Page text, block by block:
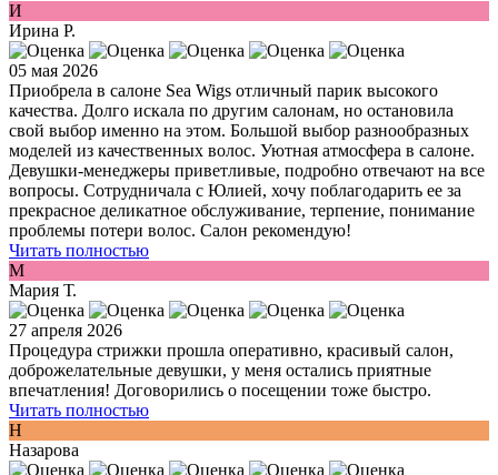
И
Ирина Р.
05 мая 2026
Приобрела в салоне Sea Wigs отличный парик высокого
качества. Долго искала по другим салонам, но остановила
свой выбор именно на этом. Большой выбор разнообразных
моделей из качественных волос. Уютная атмосфера в салоне.
Девушки-менеджеры приветливые, подробно отвечают на все
вопросы. Сотрудничала с Юлией, хочу поблагодарить ее за
прекрасное деликатное обслуживание, терпение, понимание
проблемы потери волос. Салон рекомендую!
Читать полностью
М
Мария Т.
27 апреля 2026
Процедура стрижки прошла оперативно, красивый салон,
доброжелательные девушки, у меня остались приятные
впечатления! Договорились о посещении тоже быстро.
Читать полностью
Н
Назарова